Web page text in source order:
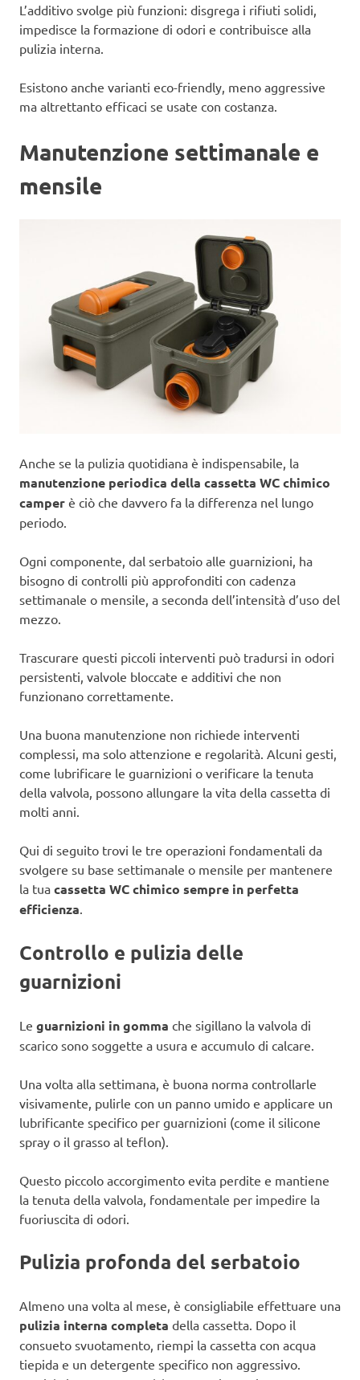
L’additivo svolge più funzioni: disgrega i rifiuti solidi,
impedisce la formazione di odori e contribuisce alla
pulizia interna.
Esistono anche varianti eco-friendly, meno aggressive
ma altrettanto efficaci se usate con costanza.
Manutenzione settimanale e
mensile
Anche se la pulizia quotidiana è indispensabile, la
manutenzione periodica della cassetta WC chimico
camper è ciò che davvero fa la differenza nel lungo
periodo.
Ogni componente, dal serbatoio alle guarnizioni, ha
bisogno di controlli più approfonditi con cadenza
settimanale o mensile, a seconda dell’intensità d’uso del
mezzo.
Trascurare questi piccoli interventi può tradursi in odori
persistenti, valvole bloccate e additivi che non
funzionano correttamente.
Una buona manutenzione non richiede interventi
complessi, ma solo attenzione e regolarità. Alcuni gesti,
come lubrificare le guarnizioni o verificare la tenuta
della valvola, possono allungare la vita della cassetta di
molti anni.
Qui di seguito trovi le tre operazioni fondamentali da
svolgere su base settimanale o mensile per mantenere
la tua cassetta WC chimico sempre in perfetta
efficienza
Controllo e pulizia delle
guarnizioni
Le guarnizioni in gomma che sigillano la valvola di
scarico sono soggette a usura e accumulo di calcare.
Una volta alla settimana, è buona norma controllarle
visivamente, pulirle con un panno umido e applicare un
lubrificante specifico per guarnizioni (come il silicone
spray o il grasso al teflon).
Questo piccolo accorgimento evita perdite e mantiene
la tenuta della valvola, fondamentale per impedire la
fuoriuscita di odori.
Pulizia profonda del serbatoio
Almeno una volta al mese, è consigliabile effettuare una
pulizia interna completa della cassetta. Dopo il
consueto svuotamento, riempi la cassetta con acqua
tiepida e un detergente specifico non aggressivo.